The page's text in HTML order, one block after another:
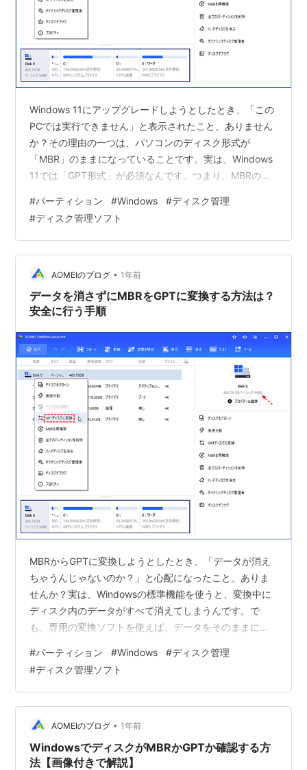
Windows 11にアップグレードしようとしたとき、「この
PCでは実行できません」と表示されたこと、ありません
か？その理由の一つは、パソコンのディスク形式が
「MBR」のままになっていることです。実は、Windows
11では「GPT形式」が必須なんです。つまり、MBRのま
ないんです。この記事では、MBRとGPTの違い、変更が
必要な理由、そして安全かつ簡単にMBRをGPTに変換す
る方法をわかりやすく解説します。 MBRとGPTの概要と
仕組みの簡単な説明 MBR（Master Boot Record）は、昔
から使われているディスク形式で、1つの…
#パーティション #Windows #ディスク管理
#ディスク管理ソフト
AOMEIのブログ • 1年前
データを消さずにMBRをGPTに変換する方法は？
安全に行う手順
MBRからGPTに変換しようとしたとき、「データが消え
ちゃうんじゃないのか？」と心配になったこと、ありま
せんか？実は、Windowsの標準機能を使うと、変換中に
ディスク内のデータがすべて消えてしまうんです。で
も、専用の変換ソフトを使えば、データをそのままにし
MBRとGPTの違い、そして変換が必要な理由について詳
しく解説し、データを失わずに安全に変換する方法を伝
えします。 MBRとGPTの違いとは？なぜ変換が必要なの
か MBR（マスターブートレコード）とGPT（GUIDパー
ティションテーブル）は、ディスクのパーティションを
管理するための方法です。…
#パーティション #Windows #ディスク管理
#ディスク管理ソフト
AOMEIのブログ • 1年前
WindowsでディスクがMBRかGPTか確認する方
法【画像付きで解説】